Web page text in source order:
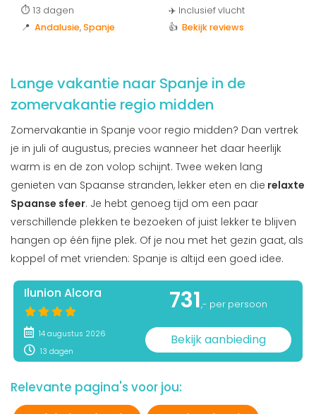
⏱️ 13 dagen
📍 Andalusie,Spanje
✈️ Inclusief vlucht
👍 Bekijk reviews
Lange vakantie naar Spanje in de
zomervakantie regio midden
Zomervakantie in Spanje voor regio midden? Dan vertrek
je in juli of augustus, precies wanneer het daar heerlijk
warm is en de zon volop schijnt. Twee weken lang
genieten van Spaanse stranden, lekker eten en die relaxte
Spaanse sfeer. Je hebt genoeg tijd om een paar
verschillende plekken te bezoeken of juist lekker te blijven
hangen op één fijne plek. Of je nou met het gezin gaat, als
koppel of met vrienden: Spanje is altijd een goed idee.
Ilunion Alcora
14 augustus 2026
13 dagen
731,- per persoon
Bekijk aanbieding
Relevante pagina's voor jou: